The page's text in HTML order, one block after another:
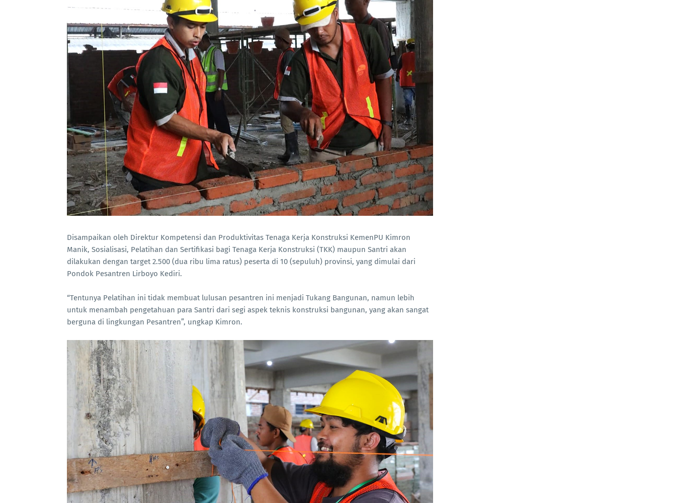
Disampaikan oleh Direktur Kompetensi dan Produktivitas Tenaga Kerja Konstruksi KemenPU Kimron
Manik, Sosialisasi, Pelatihan dan Sertifikasi bagi Tenaga Kerja Konstruksi (TKK) maupun Santri akan
dilakukan dengan target 2.500 (dua ribu lima ratus) peserta di 10 (sepuluh) provinsi, yang dimulai dari
Pondok Pesantren Lirboyo Kediri.
“Tentunya Pelatihan ini tidak membuat lulusan pesantren ini menjadi Tukang Bangunan, namun lebih
untuk menambah pengetahuan para Santri dari segi aspek teknis konstruksi bangunan, yang akan sangat
berguna di lingkungan Pesantren”, ungkap Kimron.